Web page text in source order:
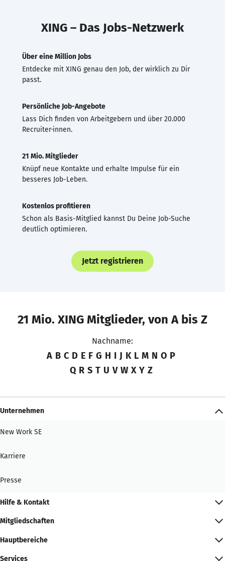
XING – Das Jobs-Netzwerk
Über eine Million Jobs
Entdecke mit XING genau den Job, der wirklich zu Dir
passt.
Persönliche Job-Angebote
Lass Dich finden von Arbeitgebern und über 20.000
Recruiter·innen.
21 Mio. Mitglieder
Knüpf neue Kontakte und erhalte Impulse für ein
besseres Job-Leben.
Kostenlos profitieren
Schon als Basis-Mitglied kannst Du Deine Job-Suche
deutlich optimieren.
Jetzt registrieren
21 Mio. XING Mitglieder, von A bis Z
Nachname:
A B C D E F G H I J K L M N O P
Q R S T U V W X Y Z
Unternehmen
New Work SE
Karriere
Presse
Hilfe & Kontakt
Mitgliedschaften
Hauptbereiche
Services